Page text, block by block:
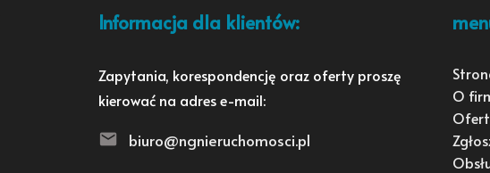
Informacja dla klientów:
Zapytania, korespondencję oraz oferty proszę
kierować na adres e-mail:
biuro@ngnieruchomosci.pl
O